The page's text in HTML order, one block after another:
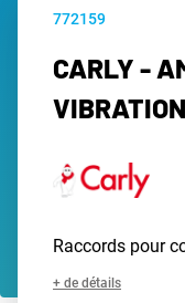
772159
CARLY -
Raccords pour
+ de détails